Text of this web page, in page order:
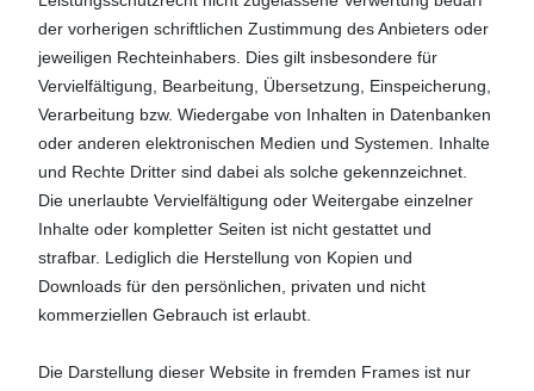
der vorherigen schriftlichen Zustimmung des Anbieters oder
jeweiligen Rechteinhabers. Dies gilt insbesondere für
Vervielfältigung, Bearbeitung, Übersetzung, Einspeicherung,
Verarbeitung bzw. Wiedergabe von Inhalten in Datenbanken
oder anderen elektronischen Medien und Systemen. Inhalte
und Rechte Dritter sind dabei als solche gekennzeichnet.
Die unerlaubte Vervielfältigung oder Weitergabe einzelner
Inhalte oder kompletter Seiten ist nicht gestattet und
strafbar. Lediglich die Herstellung von Kopien und
Downloads für den persönlichen, privaten und nicht
kommerziellen Gebrauch ist erlaubt.
Die Darstellung dieser Website in fremden Frames ist nur